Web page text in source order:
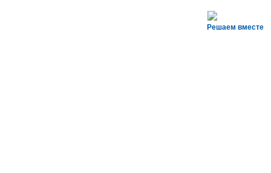
Решаем вместе